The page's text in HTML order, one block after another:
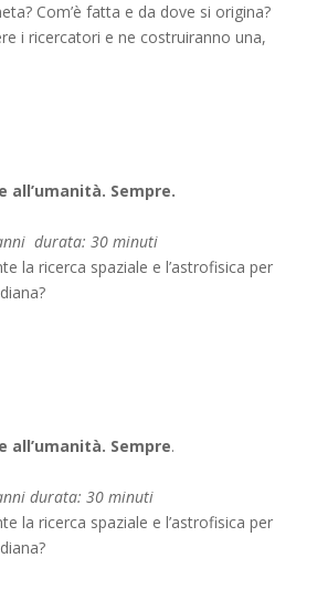
Com’è fatta e da dove si origina?
i ricercatori e ne costruiranno una,
all’umanità. Sempre.
durata: 30 minuti
la ricerca spaziale e l’astrofisica per
all’umanità. Sempre.
durata: 30 minuti
la ricerca spaziale e l’astrofisica per